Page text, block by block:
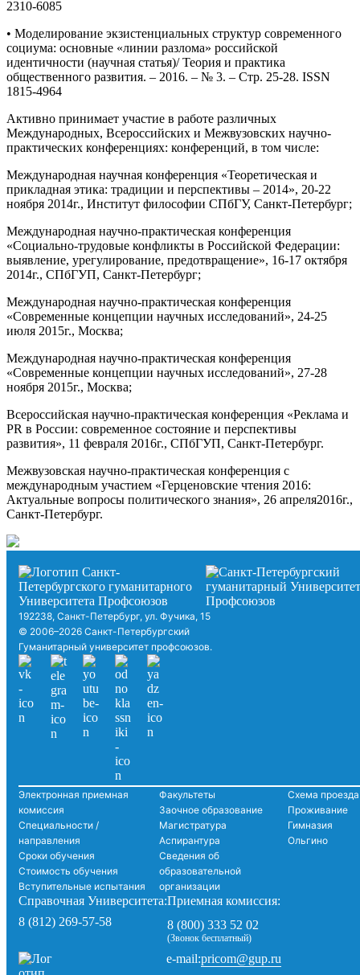
2310-6085
• Моделирование экзистенциальных структур современного
социума: основные «линии разлома» российской
идентичности (научная статья)/ Теория и практика
общественного развития. – 2016. – № 3. – Стр. 25-28. ISSN
1815-4964
Активно принимает участие в работе различных
Международных, Всероссийских и Межвузовских научно-
практических конференциях: конференций, в том числе:
Международная научная конференция «Теоретическая и
прикладная этика: традиции и перспективы – 2014», 20-22
ноября 2014г., Институт философии СПбГУ, Санкт-Петербург;
Международная научно-практическая конференция
«Социально-трудовые конфликты в Российской Федерации:
выявление, урегулирование, предотвращение», 16-17 октября
2014г., СПбГУП, Санкт-Петербург;
Международная научно-практическая конференция
«Современные концепции научных исследований», 24-25
июля 2015г., Москва;
Международная научно-практическая конференция
«Современные концепции научных исследований», 27-28
ноября 2015г., Москва;
Всероссийская научно-практическая конференция «Реклама и
PR в России: современное состояние и перспективы
развития», 11 февраля 2016г., СПбГУП, Санкт-Петербург.
Межвузовская научно-практическая конференция с
международным участием «Герценовские чтения 2016:
Актуальные вопросы политического знания», 26 апреля2016г.,
Санкт-Петербург.
192238, Санкт-Петербург, ул. Фучика, 15
© 2006–2026 Санкт-Петербургский
Гуманитарный университет профсоюзов.
Электронная приемная
комиссия
Специальности /
направления
Сроки обучения
Стоимость обучения
Вступительные испытания
Факультеты
Заочное образование
Магистратура
Аспирантура
Сведения об
образовательной
организации
Схема проезда
Проживание
Гимназия
Ольгино
Справочная Университета:
8 (812) 269-57-58
Приемная комиссия:
8 (800) 333 52 02
(Звонок бесплатный)
e-mail:pricom@gup.ru